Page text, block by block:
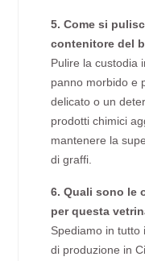
5. Come si
contenitore del
Pulire la custodia
panno morbido e
delicato o un
prodotti chimici
mantenere la
di graffi.
6. Quali sono le
per questa
Spediamo in tutto
di produzione in